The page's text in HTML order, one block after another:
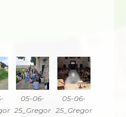
05-06-
25_Gregor
05-06-
25_Gregor